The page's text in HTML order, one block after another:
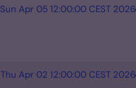
Sun Apr 05 12:00:00 CEST 2026
Thu Apr 02 12:00:00 CEST 2026